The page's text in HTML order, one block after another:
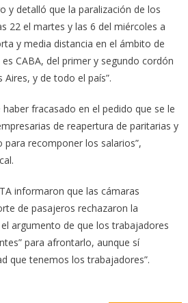
y detalló que la paralización de los
22 el martes y las 6 del miércoles a
y media distancia en el ámbito de
CABA, del primer y segundo cordón
y de todo el país”.
haber fracasado en el pedido que se le
de reapertura de paritarias y
recomponer los salarios”,
informaron que las cámaras
de pasajeros rechazaron la
argumento de que los trabajadores
para afrontarlo, aunque sí
que tenemos los trabajadores”.